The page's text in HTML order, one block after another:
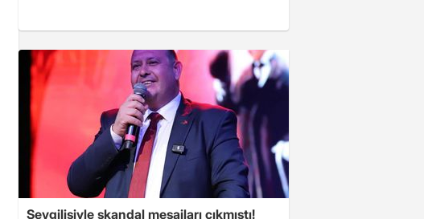
Sevgilisiyle skandal mesajları çıkmıştı!